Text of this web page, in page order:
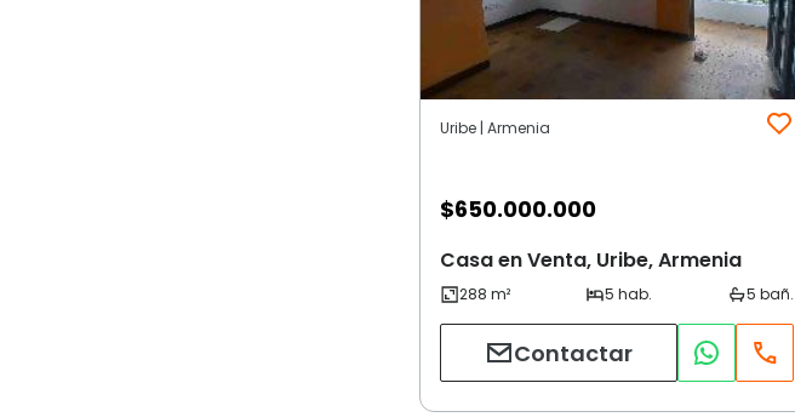
Uribe | Armenia
$650.000.000
Casa en Venta, Uribe, Armenia
Contactar